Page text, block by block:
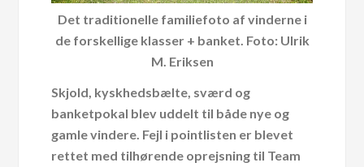
Det traditionelle familiefoto af vinderne i
de forskellige klasser + banket. Foto: Ulrik
M. Eriksen
Skjold, kyskhedsbælte, sværd og
banketpokal blev uddelt til både nye og
gamle vindere. Fejl i pointlisten er blevet
rettet med tilhørende oprejsning til Team